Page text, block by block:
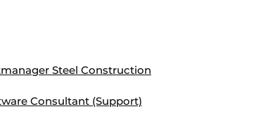
Steel Construction
Consultant (Support)